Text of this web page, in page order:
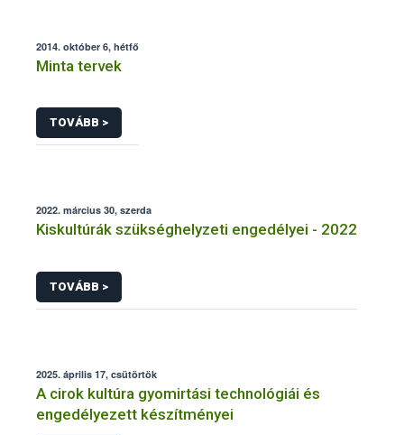
2014. október 6, hétfő
Minta tervek
TOVÁBB >
2022. március 30, szerda
Kiskultúrák szükséghelyzeti engedélyei - 2022
TOVÁBB >
2025. április 17, csütörtök
A cirok kultúra gyomirtási technológiái és
engedélyezett készítményei